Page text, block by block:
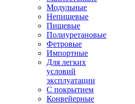
Модульные
Непищевые
Пищевые
Полиуретановые
Фетровые
Импортные
Для легких
условий
эксплуатации
С покрытием
Конвейерные